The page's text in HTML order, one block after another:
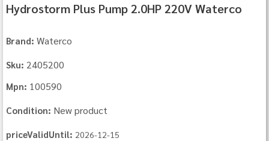
Hydrostorm Plus Pump 2.0HP 220V Waterco
Brand: Waterco
Sku: 2405200
Mpn: 100590
Condition: New product
priceValidUntil: 2026-12-15